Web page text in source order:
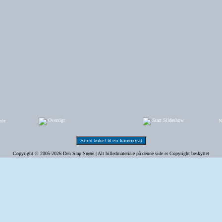
Oversigt Start Slideshow
Copyright © 2005-2026 Den Slap Snøre | Alt billedmateriale på denne side er Copyright beskyttet